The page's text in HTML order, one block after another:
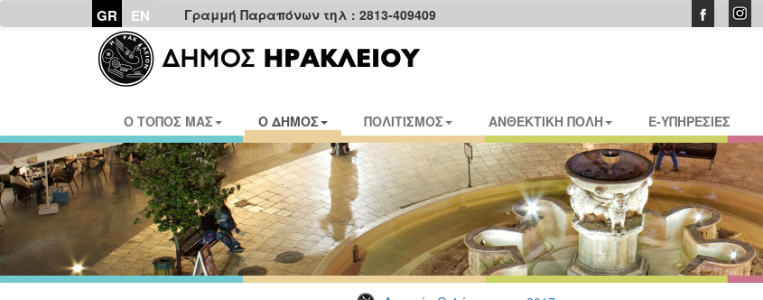
GR EN Γραμμή Παραπόνων τηλ : 2813-409409
Ο ΤΟΠΟΣ ΜΑΣ Ο ΔΗΜΟΣ ΠΟΛΙΤΙΣΜΟΣ ΑΝΘΕΚΤΙΚΗ ΠΟΛΗ E-ΥΠΗΡΕΣΙΕΣ